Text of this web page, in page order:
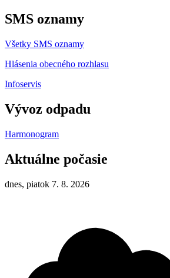
SMS oznamy
Všetky SMS oznamy
Hlásenia obecného rozhlasu
Infoservis
Vývoz odpadu
Harmonogram
Aktuálne počasie
dnes, piatok 7. 8. 2026